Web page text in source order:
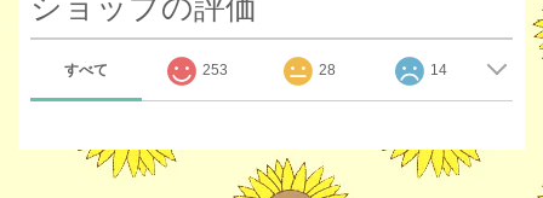
すべて 253 28 14